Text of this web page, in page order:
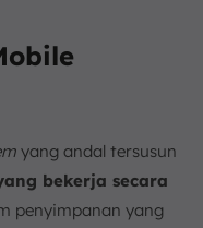
yang andal tersusun
bekerja secara
penyimpanan yang